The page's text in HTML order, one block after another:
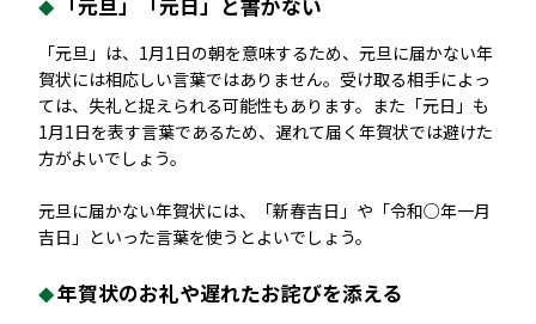
「元旦」「元日」と書かない
「元旦」は、1月1日の朝を意味するため、元旦に届かない年
賀状には相応しい言葉ではありません。受け取る相手によっ
ては、失礼と捉えられる可能性もあります。また「元日」も
1月1日を表す言葉であるため、遅れて届く年賀状では避けた
方がよいでしょう。
元旦に届かない年賀状には、「新春吉日」や「令和○年一月
吉日」といった言葉を使うとよいでしょう。
年賀状のお礼や遅れたお詫びを添える